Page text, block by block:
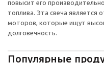
повысит его
топлива. Эта свеча
моторов, которые ищут
долговечность.
Популярные